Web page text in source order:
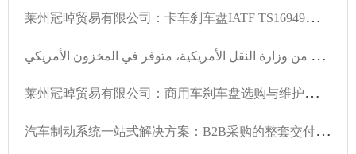
莱
州冠晫贸易有限公司：卡车刹车盘IATF TS16949认证保障行车安全
أ
خطاء شائعة في تركيب أقراص الفرامل وحلولها في ورش إصلاح السيارات الأمريكية | تجنب الاهتزازات والأصوات غير المعتادة | معتمد من وزارة النقل الأمريكية، متوفر في المخزون الأمريكي
莱
州冠晫贸易有限公司：商用车刹车盘选购与维护，国际认证保障安全与寿命
汽
车制动系统一站式解决方案：B2B采购的整套交付能力